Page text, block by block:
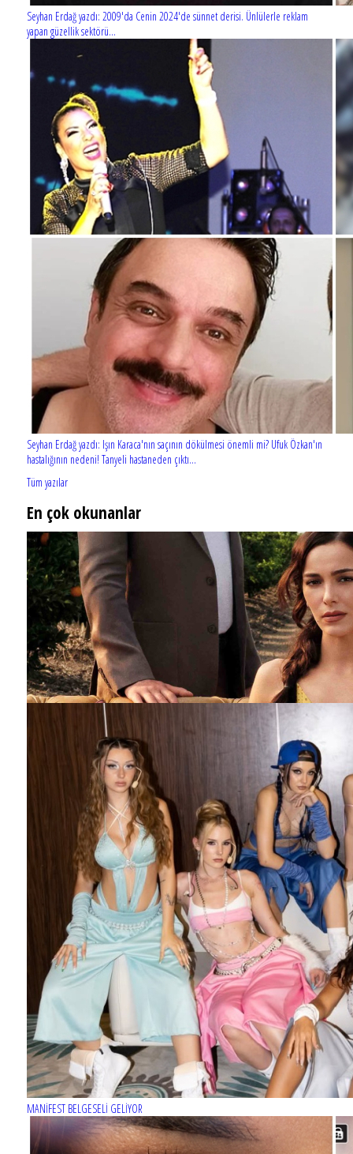
Seyhan Erdağ yazdı: 2009'da Cenin 2024'de sünnet derisi. Ünlülerle reklam
yapan güzellik sektörü...
Seyhan Erdağ yazdı: Işın Karaca'nın saçının dökülmesi önemli mi? Ufuk Özkan'ın
hastalığının nedeni! Tanyeli hastaneden çıktı...
Tüm yazılar
En çok okunanlar
MERCAN KÖŞK dizisinin afişi hazır
MANİFEST BELGESELİ GELİYOR